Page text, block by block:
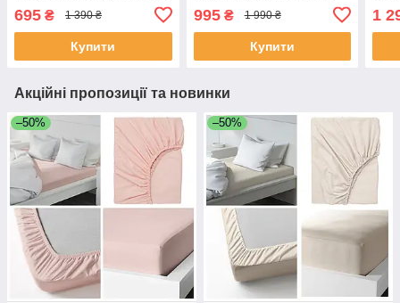
ІКЕА ДВАЛА
695 ₴ 1 390 ₴
Купити
100% бавовна ІКЕА
ФЕРГМОРА
995₴ 1 990 ₴
Купити
1
Акційні пропозиції та новинки
–50% –50%